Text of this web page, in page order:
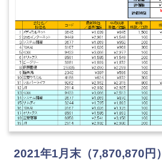
2021年1月末（7,870,870円）